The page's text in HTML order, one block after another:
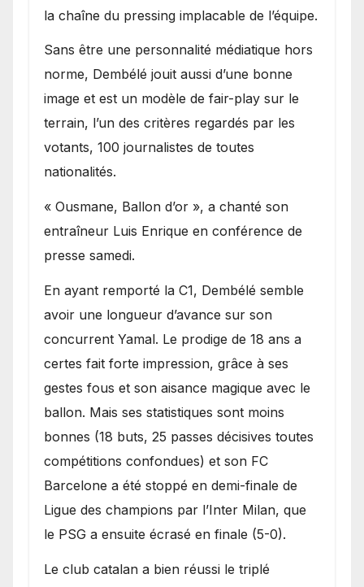
la chaîne du pressing implacable de l’équipe.
Sans être une personnalité médiatique hors
norme, Dembélé jouit aussi d’une bonne
image et est un modèle de fair-play sur le
terrain, l’un des critères regardés par les
votants, 100 journalistes de toutes
nationalités.
« Ousmane, Ballon d’or », a chanté son
entraîneur Luis Enrique en conférence de
presse samedi.
En ayant remporté la C1, Dembélé semble
avoir une longueur d’avance sur son
concurrent Yamal. Le prodige de 18 ans a
certes fait forte impression, grâce à ses
gestes fous et son aisance magique avec le
ballon. Mais ses statistiques sont moins
bonnes (18 buts, 25 passes décisives toutes
compétitions confondues) et son FC
Barcelone a été stoppé en demi-finale de
Ligue des champions par l’Inter Milan, que
le PSG a ensuite écrasé en finale (5-0).
Le club catalan a bien réussi le triplé